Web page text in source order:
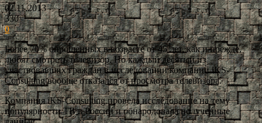
02.11.2013
330
0
Более 70% опрошенных в возрасте от 45 лет, как и прежде,
любят смотреть телевизор. Но каждый десятый из
участвовавших граждан в исследовании компании iKS-
Consulting вообще отказался от просмотра телевизора.
Компания iKS-Consulting провела исследование на тему
популярности ТВ в России и обнародовала полученные